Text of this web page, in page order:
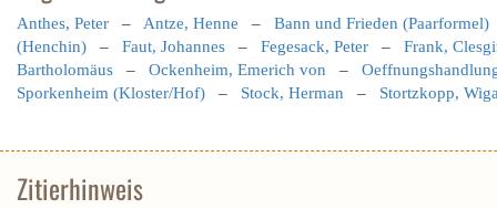
Anthes, Peter – Antze, Henne – Bann und Frieden (Paarformel)
(Henchin) – Faut, Johannes – Fegesack, Peter – Frank,
Bartholomäus – Ockenheim, Emerich von –
Sporkenheim (Kloster/Hof) – Stock, Herman – Stortzkopp,
Zitierhinweis